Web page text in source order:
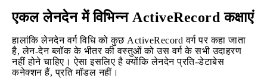
एकल लेनदेन में विभिन्न ActiveRecord कक्षाएं
हालांकि लेनदेन वर्ग विधि को कुछ ActiveRecord वर्ग पर कहा जाता
है, लेन-देन ब्लॉक के भीतर की वस्तुओं को उस वर्ग के सभी उदाहरण
नहीं होने चाहिए। ऐसा इसलिए है क्योंकि लेनदेन प्रति-डेटाबेस
कनेक्शन हैं, प्रति मॉडल नहीं।